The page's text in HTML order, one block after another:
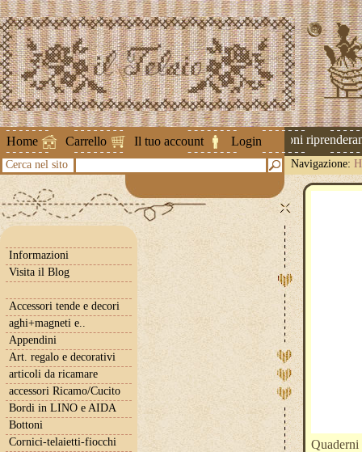
Home Carrello Il tuo account Login
Attenzione ! Le spedizioni
Cerca nel sito Navigazione:
Informazioni
Visita il Blog
Accessori tende e decori
aghi+magneti e..
Appendini
Art. regalo e decorativi
articoli da ricamare
accessori Ricamo/Cucito
Bordi in LINO e AIDA
Bottoni
Cornici-telaietti-fiocchi